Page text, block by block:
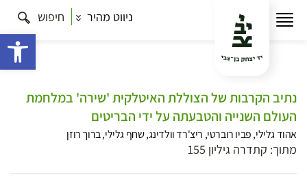
ניווט מהיר חיפוש
נתיב הקרבות של הצוללת האיטלקית 'שירה' במלחמת
העולם השנייה והטבעתה על ידי הבריטים
אהוד גלילי, פביו רוברטי, ריצ'רד וולדינג, שחף גלילי, ברוך רוזן
מתוך: קתדרה גיליון 155